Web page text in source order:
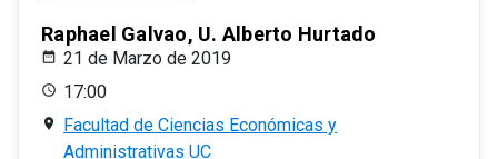
Raphael Galvao, U. Alberto Hurtado
21 de Marzo de 2019
17:00
Facultad de Ciencias Económicas y
Administrativas UC